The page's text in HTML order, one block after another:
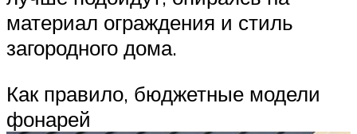
материал ограждения и стиль
загородного дома.
Как правило, бюджетные модели
фонарей